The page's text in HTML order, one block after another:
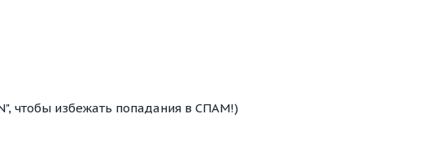
чтобы избежать попадания в СПАМ!)